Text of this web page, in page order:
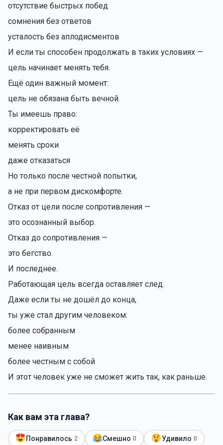
отсутствие быстрых побед
сомнения без ответов
усталость без аплодисментов
И если ты способен продолжать в таких условиях —
цель начинает менять тебя.
Ещё один важный момент:
цель не обязана быть вечной.
Ты имеешь право:
корректировать её
менять сроки
даже отказаться
Но только после честной попытки,
а не при первом дискомфорте.
Отказ от цели после сопротивления —
это осознанный выбор.
Отказ до сопротивления —
это бегство.
И последнее.
Работающая цель всегда оставляет след.
Даже если ты не дошёл до конца,
ты уже стал другим человеком:
более собранным
менее наивным
более честным с собой
И этот человек уже не сможет жить так, как раньше.
Как вам эта глава?
Понравилось 2 Смешно 0 Удивило 0